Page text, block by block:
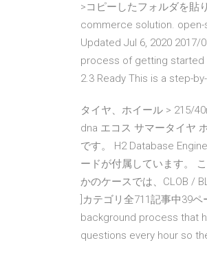
>コピーしたフォルダを貼
commerce solution. open-
Updated Jul 6, 2020 2017/
process of getting started
2.3 Ready This is a step-
タイヤ、ホイール > 215/
dna エコス サマータイヤ
です。 H2 Database
ードが付属しています。
かのケースでは、CLOB /
]カテゴリ全711記事中39
background process that
questions every hour so